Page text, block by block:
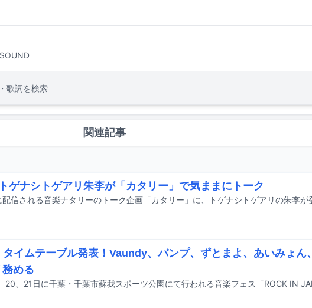
歌詞を検索
関連記事
ゲナシトゲアリ朱李が「カタリー」で気ままにトーク
タイムテーブル発表！Vaundy、バンプ、ずとまよ、あいみょん、
める